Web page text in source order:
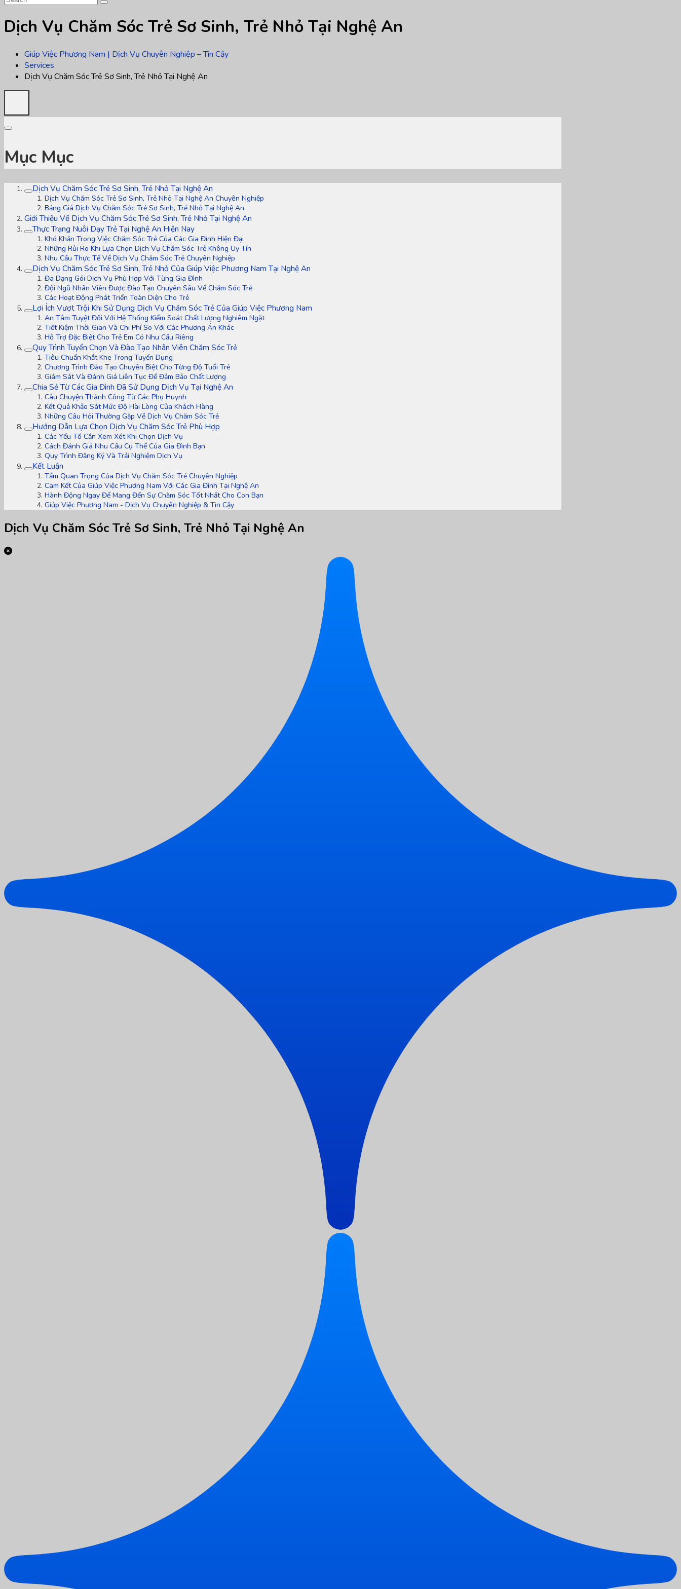
Dịch Vụ Chăm Sóc Trẻ Sơ Sinh, Trẻ Nhỏ Tại Nghệ An
Giúp Việc Phương Nam | Dịch Vụ Chuyên Nghiệp – Tin Cậy
Services
Dịch Vụ Chăm Sóc Trẻ Sơ Sinh, Trẻ Nhỏ Tại Nghệ An
Mục Mục
Dịch Vụ Chăm Sóc Trẻ Sơ Sinh, Trẻ Nhỏ Tại Nghệ An
Dịch Vụ Chăm Sóc Trẻ Sơ Sinh, Trẻ Nhỏ Tại Nghệ An Chuyên Nghiệp
Bảng Giá Dịch Vụ Chăm Sóc Trẻ Sơ Sinh, Trẻ Nhỏ Tại Nghệ An
Giới Thiệu Về Dịch Vụ Chăm Sóc Trẻ Sơ Sinh, Trẻ Nhỏ Tại Nghệ An
Thực Trạng Nuôi Dạy Trẻ Tại Nghệ An Hiện Nay
Khó Khăn Trong Việc Chăm Sóc Trẻ Của Các Gia Đình Hiện Đại
Những Rủi Ro Khi Lựa Chọn Dịch Vụ Chăm Sóc Trẻ Không Uy Tín
Nhu Cầu Thực Tế Về Dịch Vụ Chăm Sóc Trẻ Chuyên Nghiệp
Dịch Vụ Chăm Sóc Trẻ Sơ Sinh, Trẻ Nhỏ Của Giúp Việc Phương Nam Tại Nghệ An
Đa Dạng Gói Dịch Vụ Phù Hợp Với Từng Gia Đình
Đội Ngũ Nhân Viên Được Đào Tạo Chuyên Sâu Về Chăm Sóc Trẻ
Các Hoạt Động Phát Triển Toàn Diện Cho Trẻ
Lợi Ích Vượt Trội Khi Sử Dụng Dịch Vụ Chăm Sóc Trẻ Của Giúp Việc Phương Nam
An Tâm Tuyệt Đối Với Hệ Thống Kiểm Soát Chất Lượng Nghiêm Ngặt
Tiết Kiệm Thời Gian Và Chi Phí So Với Các Phương Án Khác
Hỗ Trợ Đặc Biệt Cho Trẻ Em Có Nhu Cầu Riêng
Quy Trình Tuyển Chọn Và Đào Tạo Nhân Viên Chăm Sóc Trẻ
Tiêu Chuẩn Khắt Khe Trong Tuyển Dụng
Chương Trình Đào Tạo Chuyên Biệt Cho Từng Độ Tuổi Trẻ
Giám Sát Và Đánh Giá Liên Tục Để Đảm Bảo Chất Lượng
Chia Sẻ Từ Các Gia Đình Đã Sử Dụng Dịch Vụ Tại Nghệ An
Câu Chuyện Thành Công Từ Các Phụ Huynh
Kết Quả Khảo Sát Mức Độ Hài Lòng Của Khách Hàng
Những Câu Hỏi Thường Gặp Về Dịch Vụ Chăm Sóc Trẻ
Hướng Dẫn Lựa Chọn Dịch Vụ Chăm Sóc Trẻ Phù Hợp
Các Yếu Tố Cần Xem Xét Khi Chọn Dịch Vụ
Cách Đánh Giá Nhu Cầu Cụ Thể Của Gia Đình Bạn
Quy Trình Đăng Ký Và Trải Nghiệm Dịch Vụ
Kết Luận
Tầm Quan Trọng Của Dịch Vụ Chăm Sóc Trẻ Chuyên Nghiệp
Cam Kết Của Giúp Việc Phương Nam Với Các Gia Đình Tại Nghệ An
Hành Động Ngay Để Mang Đến Sự Chăm Sóc Tốt Nhất Cho Con Bạn
Giúp Việc Phương Nam - Dịch Vụ Chuyên Nghiệp & Tin Cậy
Dịch Vụ Chăm Sóc Trẻ Sơ Sinh, Trẻ Nhỏ Tại Nghệ An